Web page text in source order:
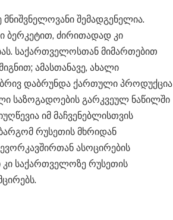
შემადგენელია.
ბერკეტით, ძირითადად კი
საქართველოსთან მიმართებით
ამასთანავე, ახალი
დაბრუნდა ქართული პროდუქცია
საზოგადოების გარკვეულ ნაწილში
იმ მაჩვენებლისთვის
რუსეთის მხრიდან
ასოცირების
კი საქართველოზე რუსეთის